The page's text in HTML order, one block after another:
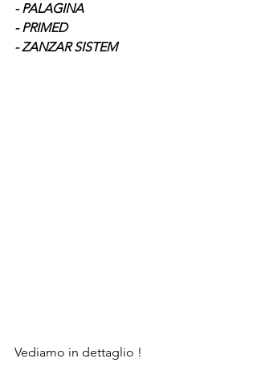
- PALAGINA
- PRIMED
- ZANZAR SISTEM
Vediamo in dettaglio !